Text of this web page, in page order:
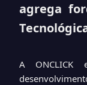
agrega
A